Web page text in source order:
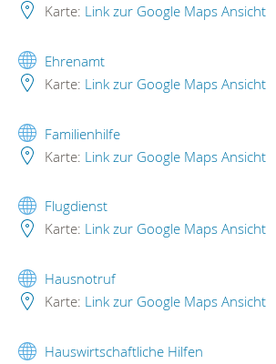
Karte: Link zur Google Maps Ansicht
Ehrenamt
Karte: Link zur Google Maps Ansicht
Familienhilfe
Karte: Link zur Google Maps Ansicht
Flugdienst
Karte: Link zur Google Maps Ansicht
Hausnotruf
Karte: Link zur Google Maps Ansicht
Hauswirtschaftliche Hilfen